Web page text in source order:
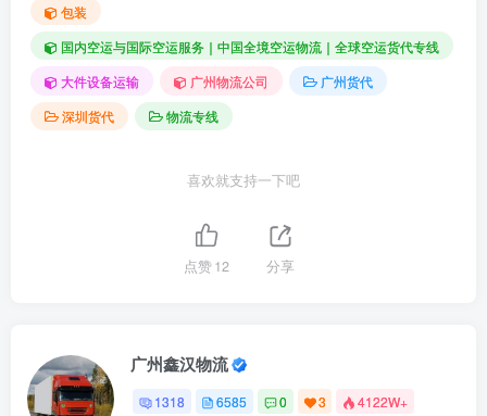
包装
国内空运与国际空运服务｜中国全境空运物流｜全球空运货代专线
大件设备运输
广州物流公司
广州货代
深圳货代
物流专线
喜欢就支持一下吧
点赞12 分享
广州鑫汉物流
1318 6585 0 3 4122W+